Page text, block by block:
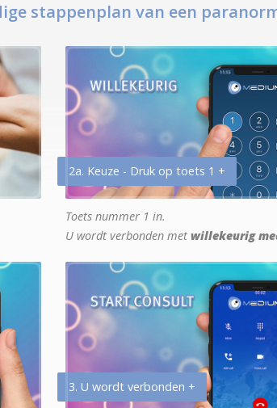
stappenplan van een
2a. Keuze - Druk op toets 1 +
Toets nummer 1 in.
U wordt verbonden met willekeurig
3. U wordt verbonden +